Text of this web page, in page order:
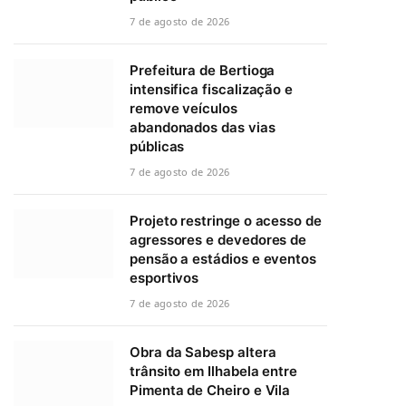
7 de agosto de 2026
Prefeitura de Bertioga
intensifica fiscalização e
remove veículos
abandonados das vias
públicas
7 de agosto de 2026
Projeto restringe o acesso de
agressores e devedores de
pensão a estádios e eventos
esportivos
7 de agosto de 2026
Obra da Sabesp altera
trânsito em Ilhabela entre
Pimenta de Cheiro e Vila